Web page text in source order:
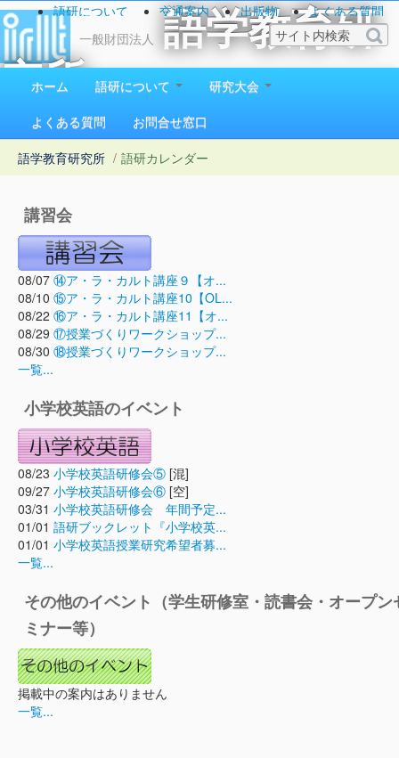
一般財団法人
語学教育研
究所
1923（大正12）年創立
語研について 交通案内 出版物
よくある質問
お問い合わせ
ホーム 語研について
研究大会
よくある質問
お問合せ窓口
語学教育研究所 / 語研カレンダー
講習会
08/07 ⑭ア・ラ・カルト講座９【オ...
08/10 ⑮ア・ラ・カルト講座10【OL...
08/22 ⑯ア・ラ・カルト講座11【オ...
08/29 ⑰授業づくりワークショップ...
08/30 ⑱授業づくりワークショップ...
一覧...
小学校英語のイベント
08/23 小学校英語研修会⑤ [混]
09/27 小学校英語研修会⑥ [空]
03/31 小学校英語研修会 年間予定...
01/01 語研ブックレット『小学校英...
01/01 小学校英語授業研究希望者募...
一覧...
その他のイベント（学生研修室・読書会・オープン
ミナー等）
掲載中の案内はありません
一覧...